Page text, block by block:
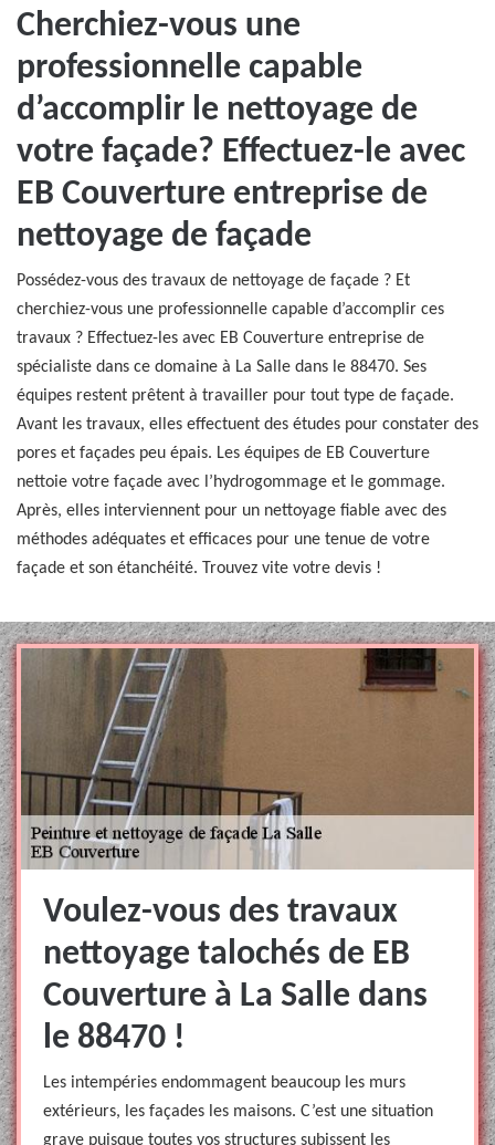
Cherchiez-vous une
professionnelle capable
d’accomplir le nettoyage de
votre façade? Effectuez-le avec
EB Couverture entreprise de
nettoyage de façade
Possédez-vous des travaux de nettoyage de façade ? Et
cherchiez-vous une professionnelle capable d’accomplir ces
travaux ? Effectuez-les avec EB Couverture entreprise de
spécialiste dans ce domaine à La Salle dans le 88470. Ses
équipes restent prêtent à travailler pour tout type de façade.
Avant les travaux, elles effectuent des études pour constater des
pores et façades peu épais. Les équipes de EB Couverture
nettoie votre façade avec l’hydrogommage et le gommage.
Après, elles interviennent pour un nettoyage fiable avec des
méthodes adéquates et efficaces pour une tenue de votre
façade et son étanchéité. Trouvez vite votre devis !
Voulez-vous des travaux
nettoyage talochés de EB
Couverture à La Salle dans
le 88470 !
Les intempéries endommagent beaucoup les murs
extérieurs, les façades les maisons. C’est une situation
grave puisque toutes vos structures subissent les